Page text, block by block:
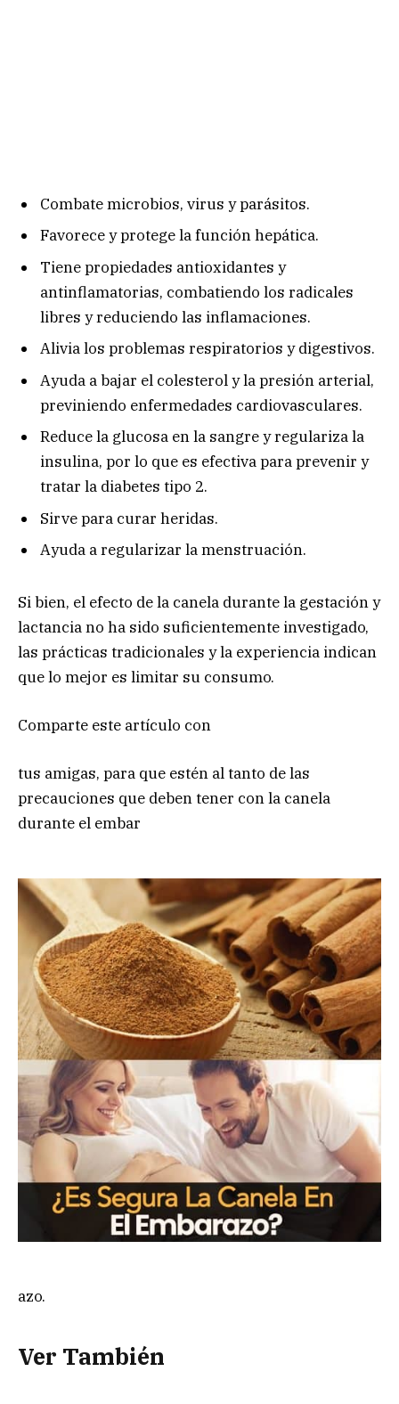
Combate microbios, virus y parásitos.
Favorece y protege la función hepática.
Tiene propiedades antioxidantes y
antinflamatorias, combatiendo los radicales
libres y reduciendo las inflamaciones.
Alivia los problemas respiratorios y digestivos.
Ayuda a bajar el colesterol y la presión arterial,
previniendo enfermedades cardiovasculares.
Reduce la glucosa en la sangre y regulariza la
insulina, por lo que es efectiva para prevenir y
tratar la diabetes tipo 2.
Sirve para curar heridas.
Ayuda a regularizar la menstruación.
Si bien, el efecto de la canela durante la gestación y
lactancia no ha sido suficientemente investigado,
las prácticas tradicionales y la experiencia indican
que lo mejor es limitar su consumo.
Comparte este artículo con
tus amigas, para que estén al tanto de las
precauciones que deben tener con la canela
durante el embar
azo.
Ver También